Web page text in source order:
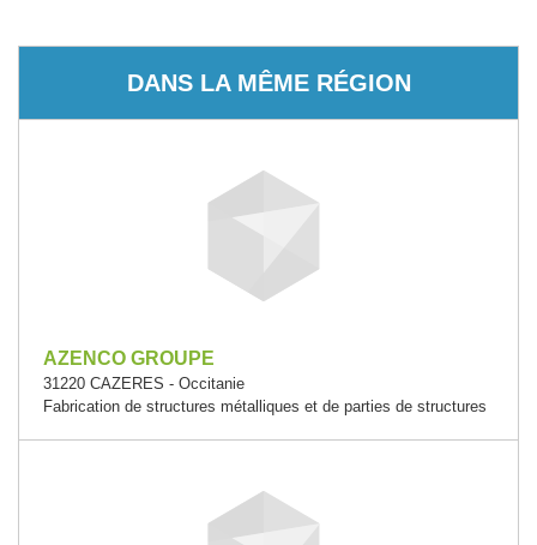
DANS LA MÊME RÉGION
AZENCO GROUPE
31220 CAZERES - Occitanie
Fabrication de structures métalliques et de parties de structures